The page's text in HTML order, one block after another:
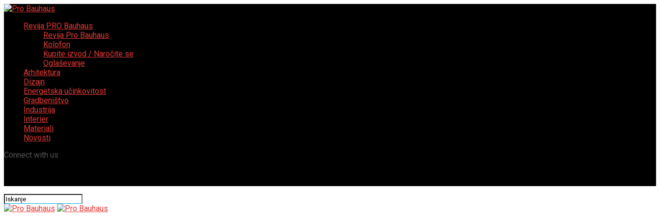
Revija PRO Bauhaus
Revija Pro Bauhaus
Kolofon
Kupite izvod / Naročite se
Oglaševanje
Arhitektura
Dizajn
Energetska učinkovitost
Gradbeništvo
Industrija
Interier
Materiali
Novosti
Connect with us